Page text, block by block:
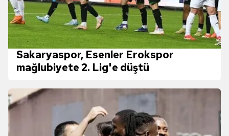
Sakaryaspor, Esenler Erokspor
mağlubiyete 2. Lig'e düştü